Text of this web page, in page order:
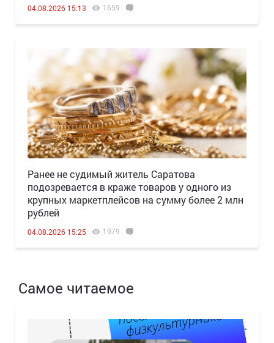
04.08.2026 15:13 1659
Ранее не судимый житель Саратова
подозревается в краже товаров у одного из
крупных маркетплейсов на сумму более 2 млн
рублей
04.08.2026 15:25 1979
Самое читаемое